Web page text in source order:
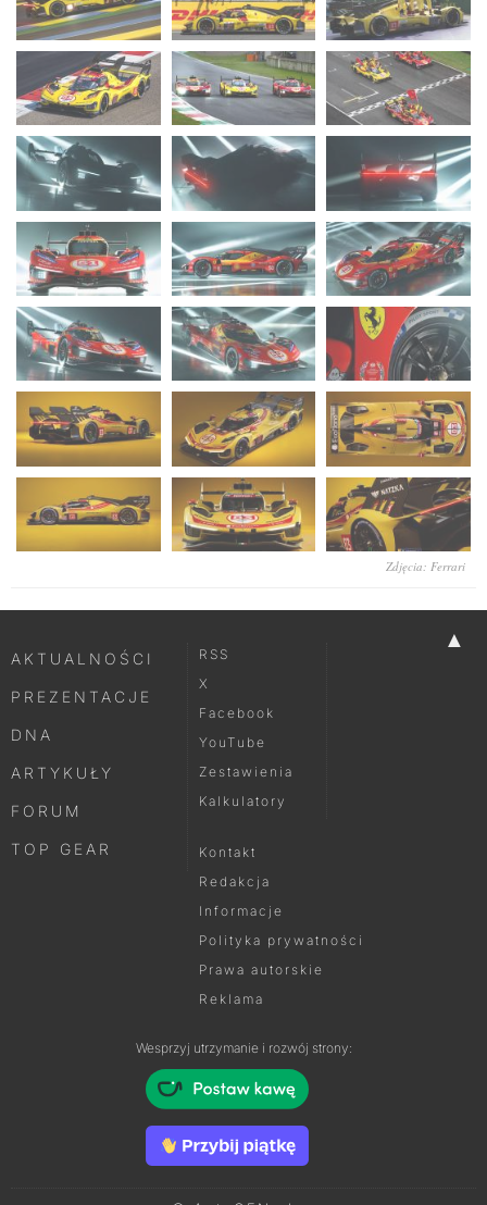
Zdjęcia: Ferrari
▲
AKTUALNOŚCI
PREZENTACJE
DNA
ARTYKUŁY
FORUM
TOP GEAR
RSS
X
Facebook
YouTube
Zestawienia
Kalkulatory
Kontakt
Redakcja
Informacje
Polityka prywatności
Prawa autorskie
Reklama
Wesprzyj utrzymanie i rozwój strony: